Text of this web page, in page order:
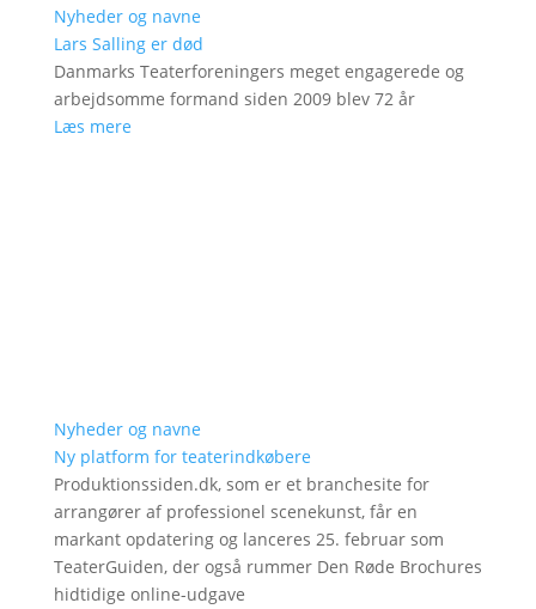
Nyheder og navne
Lars Salling er død
Danmarks Teaterforeningers meget engagerede og
arbejdsomme formand siden 2009 blev 72 år
Læs mere
Nyheder og navne
Ny platform for teaterindkøbere
Produktionssiden.dk, som er et branchesite for
arrangører af professionel scenekunst, får en
markant opdatering og lanceres 25. februar som
TeaterGuiden, der også rummer Den Røde Brochures
hidtidige online-udgave